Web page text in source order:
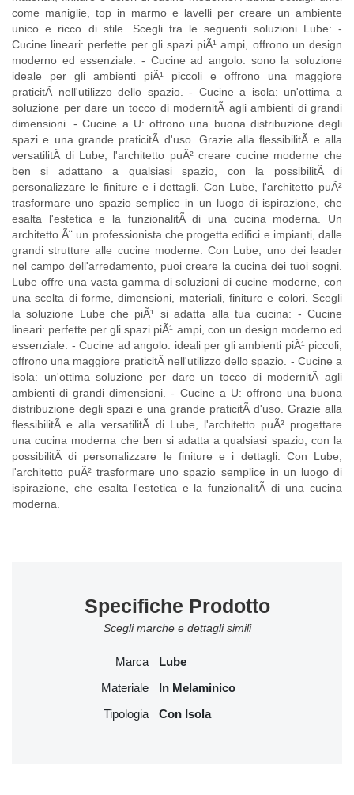
come maniglie, top in marmo e lavelli per creare un ambiente
unico e ricco di stile. Scegli tra le seguenti soluzioni Lube: -
Cucine lineari: perfette per gli spazi piÃ¹ ampi, offrono un design
moderno ed essenziale. - Cucine ad angolo: sono la soluzione
ideale per gli ambienti piÃ¹ piccoli e offrono una maggiore
praticitÃ nell'utilizzo dello spazio. - Cucine a isola: un'ottima a
soluzione per dare un tocco di modernitÃ agli ambienti di grandi
dimensioni. - Cucine a U: offrono una buona distribuzione degli
spazi e una grande praticitÃ d'uso. Grazie alla flessibilitÃ e alla
versatilitÃ di Lube, l'architetto puÃ² creare cucine moderne che
ben si adattano a qualsiasi spazio, con la possibilitÃ di
personalizzare le finiture e i dettagli. Con Lube, l'architetto puÃ²
trasformare uno spazio semplice in un luogo di ispirazione, che
esalta l'estetica e la funzionalitÃ di una cucina moderna. Un
architetto Ã¨ un professionista che progetta edifici e impianti, dalle
grandi strutture alle cucine moderne. Con Lube, uno dei leader
nel campo dell'arredamento, puoi creare la cucina dei tuoi sogni.
Lube offre una vasta gamma di soluzioni di cucine moderne, con
una scelta di forme, dimensioni, materiali, finiture e colori. Scegli
la soluzione Lube che piÃ¹ si adatta alla tua cucina: - Cucine
lineari: perfette per gli spazi piÃ¹ ampi, con un design moderno ed
essenziale. - Cucine ad angolo: ideali per gli ambienti piÃ¹ piccoli,
offrono una maggiore praticitÃ nell'utilizzo dello spazio. - Cucine a
isola: un'ottima soluzione per dare un tocco di modernitÃ agli
ambienti di grandi dimensioni. - Cucine a U: offrono una buona
distribuzione degli spazi e una grande praticitÃ d'uso. Grazie alla
flessibilitÃ e alla versatilitÃ di Lube, l'architetto puÃ² progettare
una cucina moderna che ben si adatta a qualsiasi spazio, con la
possibilitÃ di personalizzare le finiture e i dettagli. Con Lube,
l'architetto puÃ² trasformare uno spazio semplice in un luogo di
ispirazione, che esalta l'estetica e la funzionalitÃ di una cucina
moderna.
Specifiche Prodotto
Scegli marche e dettagli simili
Marca Lube
Materiale In Melaminico
Tipologia Con Isola